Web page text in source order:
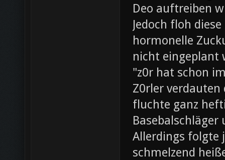
Deo auftreiben
Jedoch floh
hormonelle
nicht eingeplant
"z0r hat schon
Z0rler
fluchte ganz
Allerdings folgte
schmelzend